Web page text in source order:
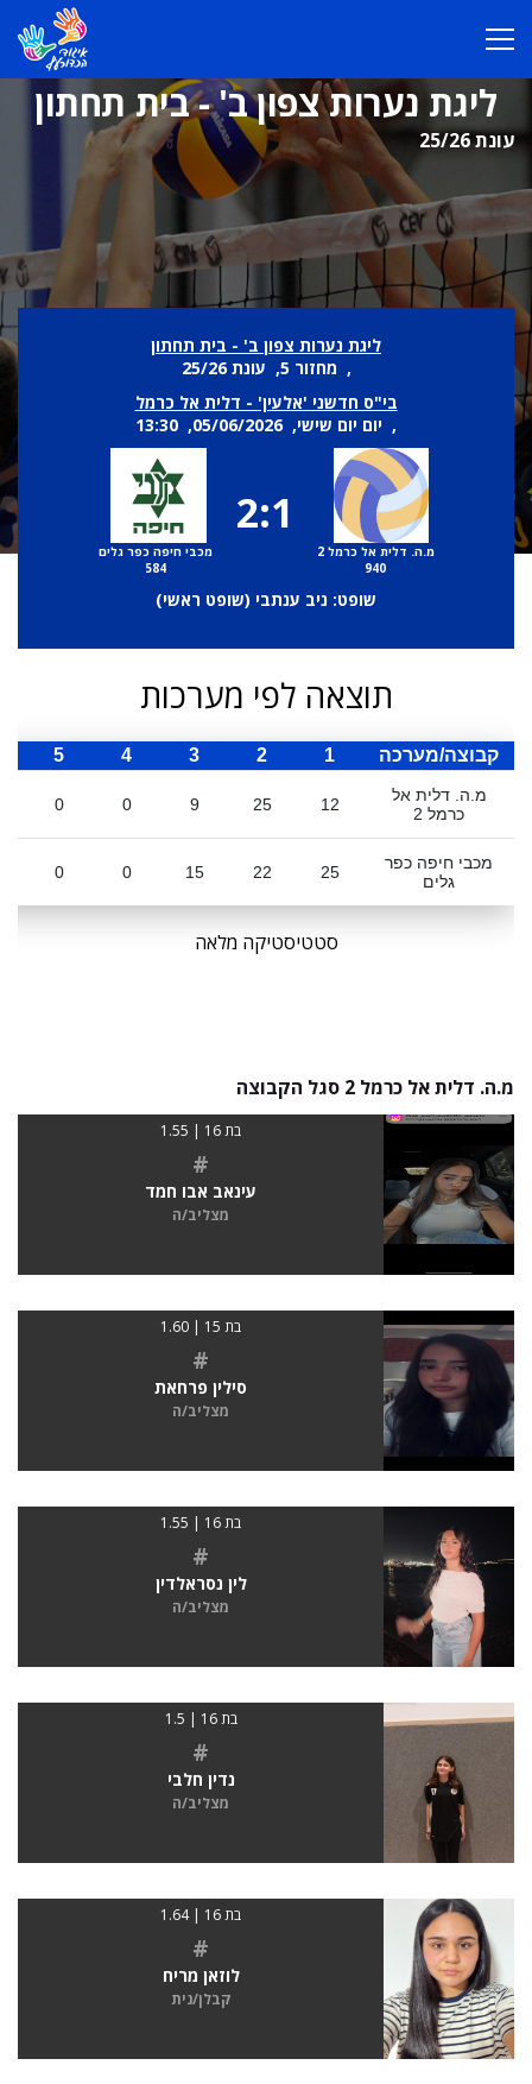
ליגת נערות צפון ב' - בית תחתון
עונת 25/26
ליגת נערות צפון ב' - בית תחתון
, מחזור 5, עונת 25/26
בי"ס חדשני 'אלעין' - דלית אל כרמל
, יום יום שישי, 05/06/2026, 13:30
מ.ה. דלית אל כרמל 2
940
2:1
מכבי חיפה כפר גלים
584
שופט: ניב ענתבי (שופט ראשי)
תוצאה לפי מערכות
קבוצה/מערכה 1
2
3
4
5
מ.ה. דלית אל
כרמל 2
12
25
9
0
0
מכבי חיפה כפר
גלים
25
22
15
0
0
סטטיסטיקה מלאה
מ.ה. דלית אל כרמל 2 סגל הקבוצה
בת 16 | 1.55
#
עינאב אבו חמד
מצליב/ה
בת 15 | 1.60
#
סילין פרחאת
מצליב/ה
בת 16 | 1.55
#
לין נסראלדין
מצליב/ה
בת 16 | 1.5
#
נדין חלבי
מצליב/ה
בת 16 | 1.64
#
לוזאן מריח
קבלן/נית